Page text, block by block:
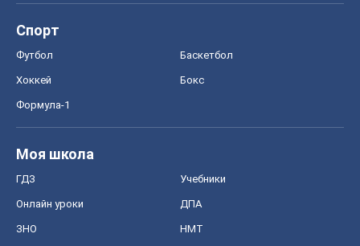
Спорт
Футбол Баскетбол
Хоккей Бокс
Формула-1
Моя школа
ГДЗ Учебники
Онлайн уроки ДПА
ЗНО НМТ